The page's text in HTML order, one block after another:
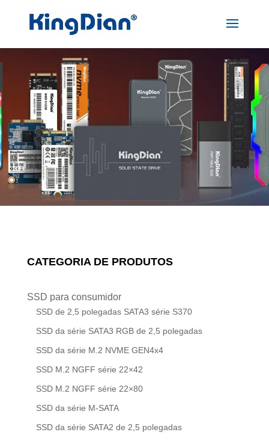
CATEGORIA DE PRODUTOS
SSD para consumidor
SSD de 2,5 polegadas SATA3 série S370
SSD da série SATA3 RGB de 2,5 polegadas
SSD da série M.2 NVME GEN4x4
SSD M.2 NGFF série 22×42
SSD M.2 NGFF série 22×80
SSD da série M-SATA
SSD da série SATA2 de 2,5 polegadas